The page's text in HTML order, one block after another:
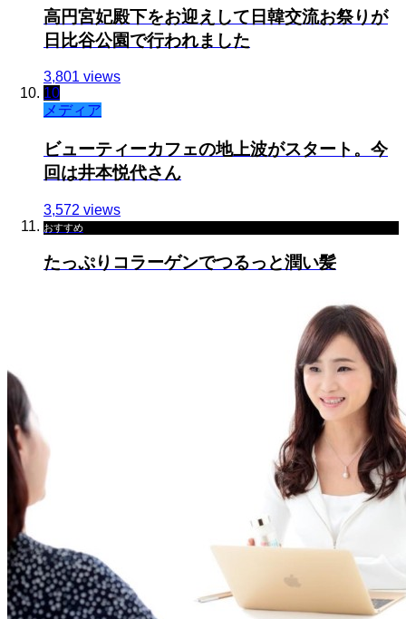
高円宮妃殿下をお迎えして日韓交流お祭りが
日比谷公園で行われました
3,801 views
10
メディア
ビューティーカフェの地上波がスタート。今
回は井本悦代さん
3,572 views
おすすめ
たっぷりコラーゲンでつるっと潤い髪